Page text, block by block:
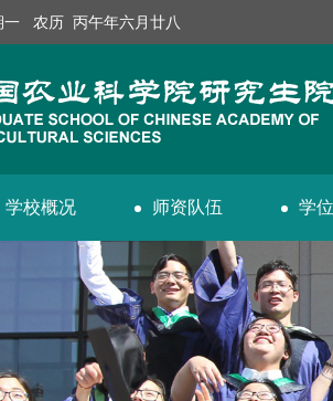
农历 丙午年六月廿八
学校概况 师资队伍 学